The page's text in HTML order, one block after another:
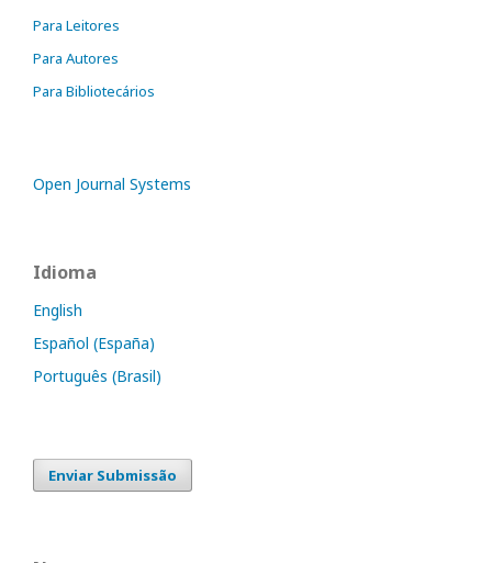
Para Leitores
Para Autores
Para Bibliotecários
Open Journal Systems
Idioma
English
Español (España)
Português (Brasil)
Enviar Submissão